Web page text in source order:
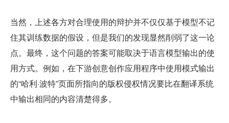
当然，上述各方对合理使用的辩护并不仅仅基于模型不记
住其训练数据的假设，但是我们的发现显然削弱了这一论
点。最终，这个问题的答案可能取决于语言模型输出的使
用方式。例如，在下游创意创作应用程序中使用模式输出
的“哈利·波特”页面所指向的版权侵权情况要比在翻译系统
中输出相同的内容清楚得多。